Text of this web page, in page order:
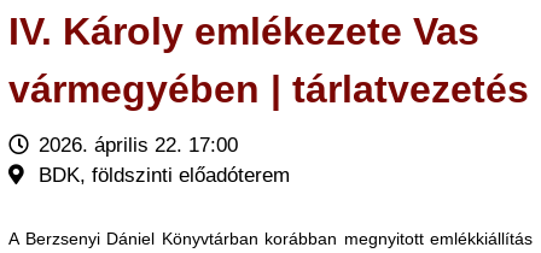
IV. Károly emlékezete Vas
vármegyében | tárlatvezetés
2026. április 22. 17:00
BDK, földszinti előadóterem
A Berzsenyi Dániel Könyvtárban korábban megnyitott emlékkiállítás